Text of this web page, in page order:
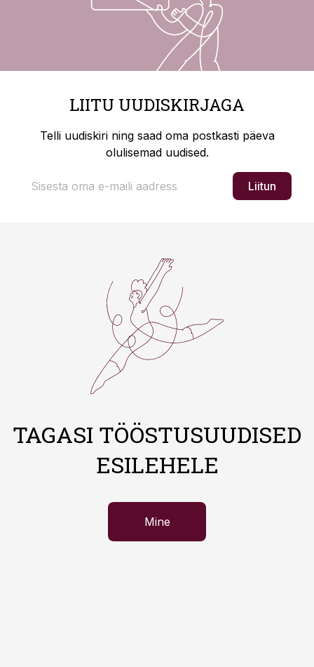
LIITU UUDISKIRJAGA
Telli uudiskiri ning saad oma postkasti päeva
olulisemad uudised.
Liitun
TAGASI TÖÖSTUSUUDISED
ESILEHELE
Mine